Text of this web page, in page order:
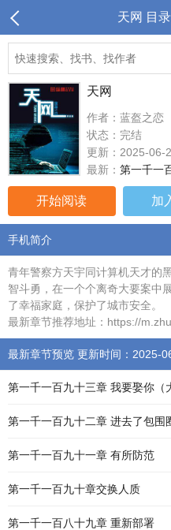
天网 目
天网
作者：蓝盔之恋
状态：完结
更新：2025-06-
最新： 第一千一
开始阅读 加
手机简介
青年警察方天宇同计算机天才的
智斗勇，在一个个离奇大要案中
了幸福家庭，保护了城市安全。
最新章节推荐地址：https://
最新章节预览 更新时间：2025-
第一千一百九十三章 我要娶你（
第一千一百九十二章 进去了包围
第一千一百九十一章 有所防范
第一千一百九十章交换人质
第一千一百八十九章 重新部署